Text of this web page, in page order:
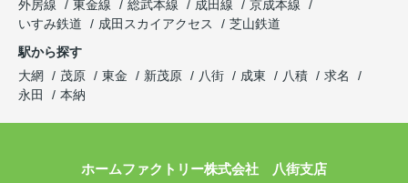
外房線
東金線 総武本線 成田線
京成本線
いすみ鉄道
成田スカイアクセス
芝山鉄道
駅から探す
大網
茂原 東金 新茂原 八街 成東 八積
求名
永田
本納
ホームファクトリー株式会社 八街支店